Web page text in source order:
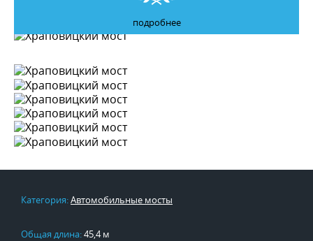
подробнее
Категория:Автомобильные мосты
Общая длина:45,4 м